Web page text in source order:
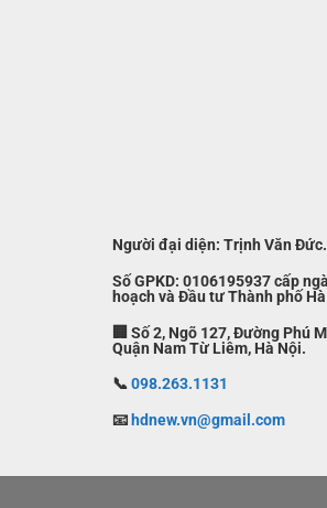
Người đại diện: Trịnh Văn Đức.
Số GPKD: 0106195937 cấp
hoạch và Đầu tư Thành phố
🏢 Số 2, Ngõ 127, Đường Phú
Quận Nam Từ Liêm, Hà Nội.
📞098.263.1131
📧 hdnew.vn@gmail.com